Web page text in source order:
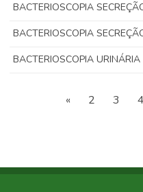
BACTERIOSCOPIA
BACTERIOSCOPIA
BACTERIOSCOPIA
« 2 3 4